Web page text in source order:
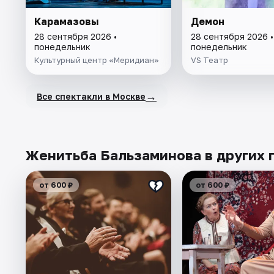
Карамазовы
28 сентября 2026 •
понедельник
Культурный центр «Меридиан»
Демон
28 сентября 2026 •
понедельник
VS Театр
Все спектакли в Москве →
Женитьба Бальзаминова в других
от 600 ₽ от 600 ₽